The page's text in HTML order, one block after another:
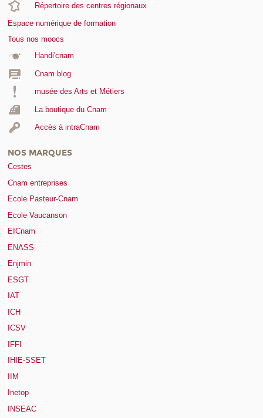
Répertoire des centres régionaux
Espace numérique de formation
Tous nos moocs
Handi'cnam
Cnam blog
musée des Arts et Métiers
La boutique du Cnam
Accès à intraCnam
NOS MARQUES
Cestes
Cnam entreprises
Ecole Pasteur-Cnam
Ecole Vaucanson
EICnam
ENASS
Enjmin
ESGT
IAT
ICH
ICSV
IFFI
IHIE-SSET
IIM
Inetop
INSEAC